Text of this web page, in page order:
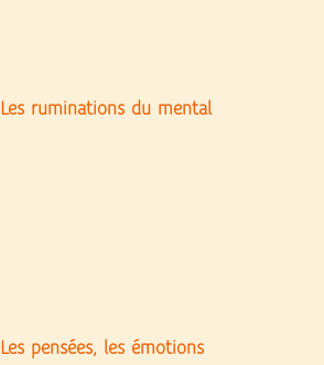
Les ruminations du mental
Les pensées, les émotions